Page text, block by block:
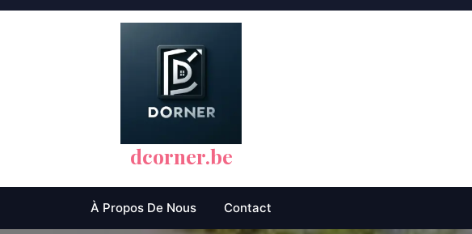
dcorner.be
À Propos De Nous Contact